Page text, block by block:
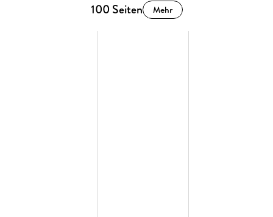
100 Seiten Mehr